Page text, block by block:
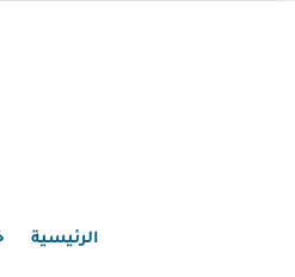
الرئيسية